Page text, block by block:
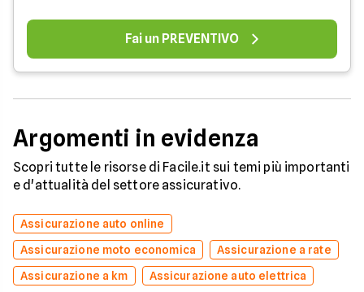
Fai un PREVENTIVO
Argomenti in evidenza
Scopri tutte le risorse di Facile.it sui temi più importanti
e d'attualità del settore assicurativo.
Assicurazione auto online
Assicurazione moto economica
Assicurazione a rate
Assicurazione a km
Assicurazione auto elettrica